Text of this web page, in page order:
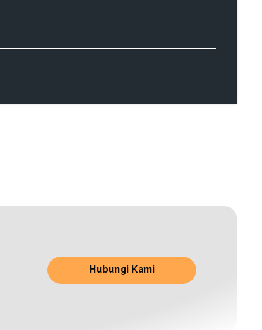
Hubungi Kami